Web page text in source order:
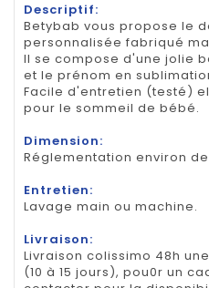
Descriptif:
Betybab vous propose le
personnalisée fabriqué
Il se compose d'une jolie
et le prénom en
Facile d'entretien (testé)
pour le sommeil de bébé.
Dimension:
Réglementation environ de
Entretien:
Lavage main ou machine.
Livraison:
Livraison colissimo 48h
(10 à 15 jours), pou0r un